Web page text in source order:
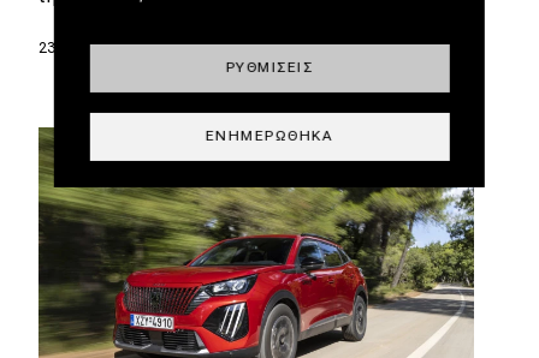
23.04.2024|Δημήτρης Σαμπαζιώτης
ΡΥΘΜΊΣΕΙΣ
ΕΝΗΜΕΡΏΘΗΚΑ